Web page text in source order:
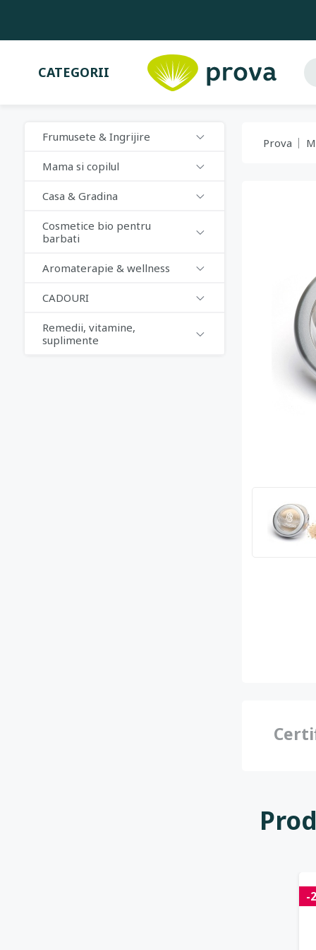
CATEGORII
Frumusete & Ingrijire
Mama si copilul
Casa & Gradina
Cosmetice bio pentru
barbati
Aromaterapie & wellness
CADOURI
Remedii, vitamine,
suplimente
Prova
-